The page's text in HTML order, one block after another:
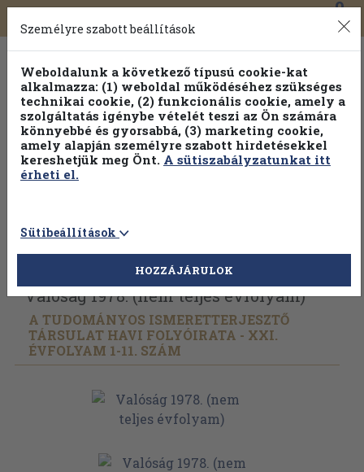
Toggle
navigation
0
Válogasson több mint 1.000.000 kiadványunk közül
100% kedvezménnyel!
Vissza az előző oldalra Válasszon példányt
Valóság 1978. (nem teljes évfolyam)
A TUDOMÁNYOS ISMERETTERJESZTŐ
TÁRSULAT HAVI FOLYÓIRATA - XXI.
ÉVFOLYAM 1-11. SZÁM
Személyre szabott beállítások
Weboldalunk a következő típusú cookie-kat
alkalmazza: (1) weboldal működéséhez szükséges
technikai cookie, (2) funkcionális cookie, amely a
szolgáltatás igénybe vételét teszi az Ön számára
könnyebbé és gyorsabbá, (3) marketing cookie,
amely alapján személyre szabott hirdetésekkel
kereshetjük meg Önt. A sütiszabályzatunkat itt
érheti el.
Sütibeállítások
HOZZÁJÁRULOK